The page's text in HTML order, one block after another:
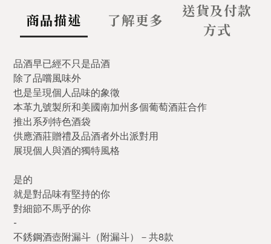
商品描述 了解更多
送貨及付款
方式
品酒早已經不只是品酒
除了品嚐風味外
也是呈現個人品味的象徵
本革九號製所和美國南加州多個葡萄酒莊合作
推出系列特色酒袋
供應酒莊贈禮及品酒者外出派對用
展現個人與酒的獨特風格
是的
就是對品味有堅持的你
對細節不馬乎的你
-
不銹鋼酒壺附漏斗（附漏斗）－共8款